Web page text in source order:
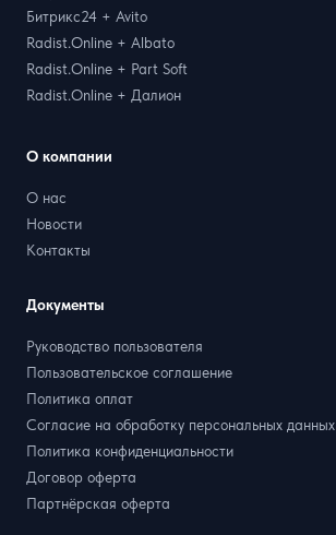
Битрикс24 + Avito
Radist.Online + Albato
Radist.Online + Part Soft
Radist.Online + Далион
О компании
О нас
Новости
Контакты
Документы
Руководство пользователя
Пользовательское соглашение
Политика оплат
Согласие на обработку персональных данных
Политика конфиденциальности
Договор оферта
Партнёрская оферта